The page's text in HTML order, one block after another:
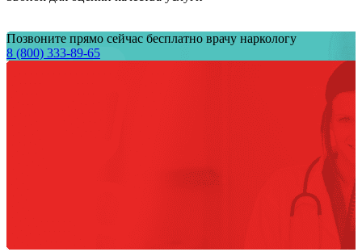
Позвоните прямо сейчас бесплатно врачу наркологу
8 (800) 333-89-65